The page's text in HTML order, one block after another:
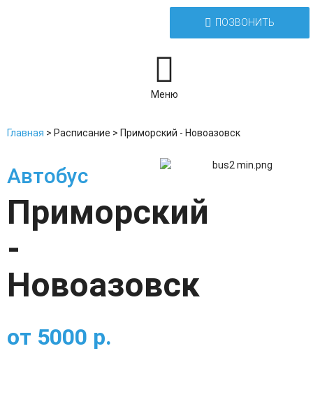
ПОЗВОНИТЬ
Меню
Главная > Расписание > Приморский - Новоазовск
Автобус
Приморский
-
Новоазовск
от 5000 р.